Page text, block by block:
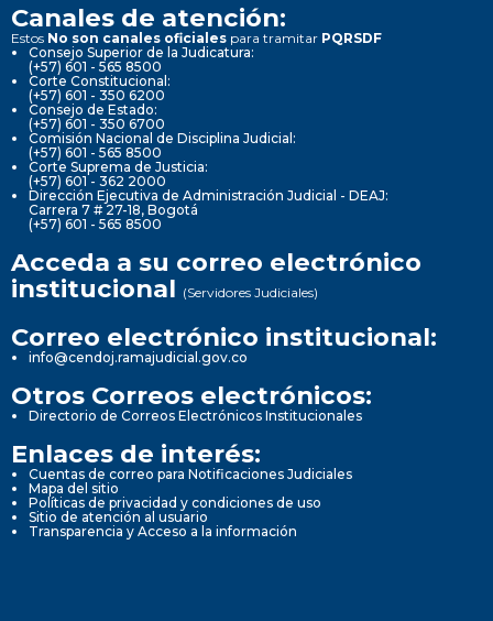
Canales de atención:
Estos No son canales oficiales para tramitar PQRSDF
Consejo Superior de la Judicatura:
(+57) 601 - 565 8500
Corte Constitucional:
(+57) 601 - 350 6200
Consejo de Estado:
(+57) 601 - 350 6700
Comisión Nacional de Disciplina Judicial:
(+57) 601 - 565 8500
Corte Suprema de Justicia:
(+57) 601 - 362 2000
Dirección Ejecutiva de Administración Judicial - DEAJ:
Carrera 7 # 27-18, Bogotá
(+57) 601 - 565 8500
Acceda a su correo electrónico
institucional (Servidores Judiciales)
Correo electrónico institucional:
info@cendoj.ramajudicial.gov.co
Otros Correos electrónicos:
Directorio de Correos Electrónicos Institucionales
Enlaces de interés:
Cuentas de correo para Notificaciones Judiciales
Mapa del sitio
Políticas de privacidad y condiciones de uso
Sitio de atención al usuario
Transparencia y Acceso a la información